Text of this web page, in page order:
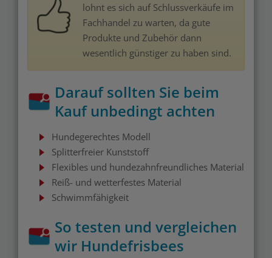
lohnt es sich auf Schlussverkäufe im
Fachhandel zu warten, da gute
Produkte und Zubehör dann
wesentlich günstiger zu haben sind.
Darauf sollten Sie beim
Kauf unbedingt achten
Hundegerechtes Modell
Splitterfreier Kunststoff
Flexibles und hundezahnfreundliches Material
Reiß- und wetterfestes Material
Schwimmfähigkeit
So testen und vergleichen
wir Hundefrisbees